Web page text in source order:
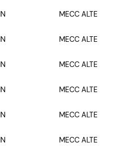
MECC ALTE
MECC ALTE
MECC ALTE
MECC ALTE
MECC ALTE
MECC ALTE